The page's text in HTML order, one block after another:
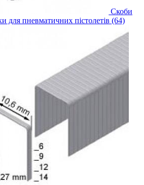
Скоби
пневматичних пістолетів (64)